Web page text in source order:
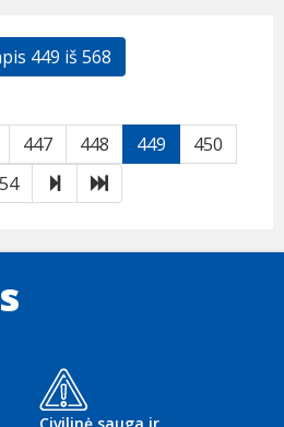
449 iš 568
447 448 449
450
ToliauPaskutinis